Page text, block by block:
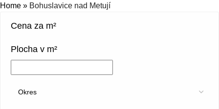
Home » Bohuslavice nad Metují
Cena za m²
Plocha v m²